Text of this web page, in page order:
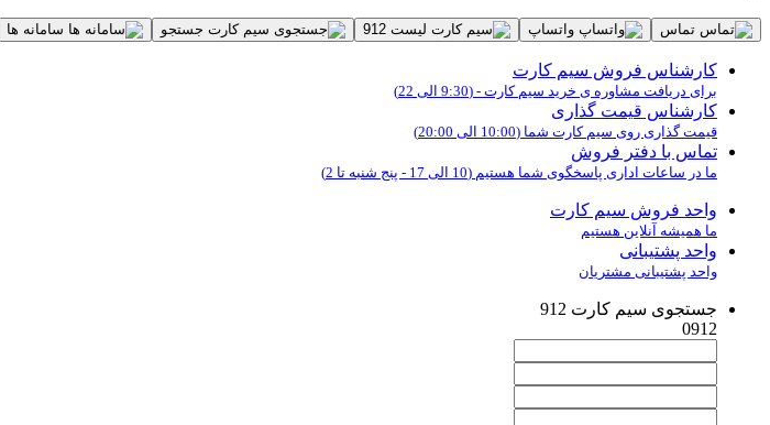
تماس واتساپ لیست 912 جستجو سامانه ها
کارشناس فروش سیم کارت
برای دریافت مشاوره ی خرید سیم کارت - (9:30 الی 22)
کارشناس قیمت گذاری
قیمت گذاری روی سیم کارت شما (10:00 الی 20:00)
تماس با دفتر فروش
ما در ساعات اداری پاسخگوی شما هستیم (10 الی 17 - پنج شنبه تا 2)
واحد فروش سیم کارت
ما همیشه آنلاین هستیم
واحد پشتیبانی
واحد پشتیبانی مشتریان
جستجوی سیم کارت 912
0912